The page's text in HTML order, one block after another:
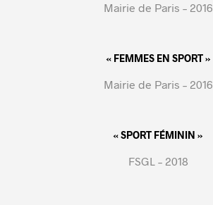
Mairie de Paris – 2016
« FEMMES EN SPORT »
Mairie de Paris – 2016
« SPORT FÉMININ »
FSGL – 2018